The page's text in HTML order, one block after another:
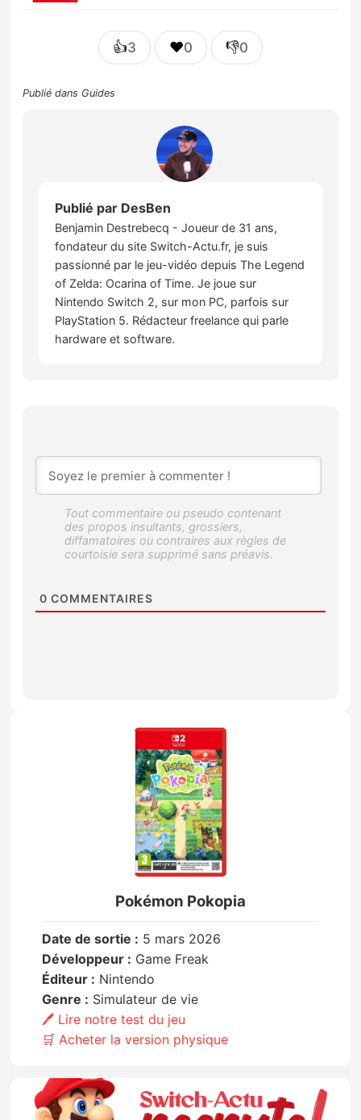
👍3 ❤️0 👎0
Publié dans Guides
Publié par DesBen
Benjamin Destrebecq - Joueur de 31 ans,
fondateur du site Switch-Actu.fr, je suis
passionné par le jeu-vidéo depuis The Legend
of Zelda: Ocarina of Time. Je joue sur
Nintendo Switch 2, sur mon PC, parfois sur
PlayStation 5. Rédacteur freelance qui parle
hardware et software.
0 COMMENTAIRES
Pokémon Pokopia
Date de sortie : 5 mars 2026
Développeur : Game Freak
Éditeur : Nintendo
Genre : Simulateur de vie
🖊️ Lire notre test du jeu
🛒 Acheter la version physique